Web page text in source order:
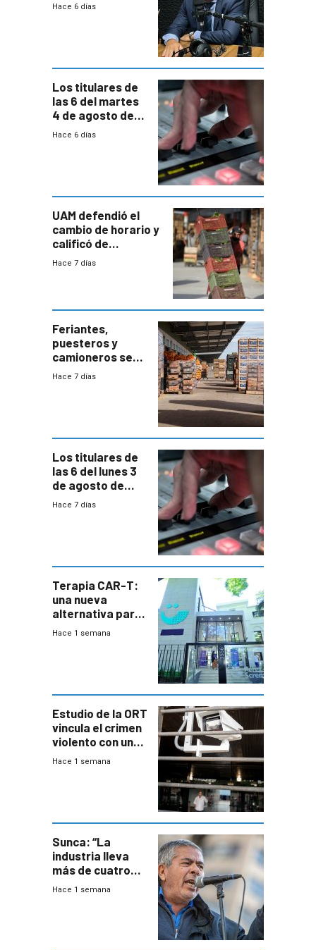
Hace 6 días
Los titulares de
las 6 del martes
4 de agosto de
2026
Hace 6 días
UAM defendió el
cambio de horario y
calificó de
“desproporcionado”
Hace 7 días
Feriantes,
puesteros y
camioneros se
movilizaron en
Hace 7 días
Los titulares de
las 6 del lunes 3
de agosto de
2026
Hace 7 días
Terapia CAR-T:
una nueva
alternativa para
niños y
Hace 1 semana
Estudio de la ORT
vincula el crimen
violento con una
menor creación
Hace 1 semana
Sunca: “La
industria lleva
más de cuatro
meses sin
Hace 1 semana